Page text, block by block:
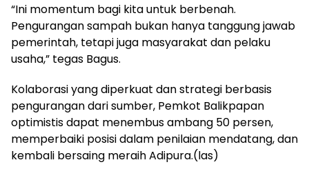
“Ini momentum bagi kita untuk berbenah.
Pengurangan sampah bukan hanya tanggung jawab
pemerintah, tetapi juga masyarakat dan pelaku
usaha,” tegas Bagus.
Kolaborasi yang diperkuat dan strategi berbasis
pengurangan dari sumber, Pemkot Balikpapan
optimistis dapat menembus ambang 50 persen,
memperbaiki posisi dalam penilaian mendatang, dan
kembali bersaing meraih Adipura.(las)